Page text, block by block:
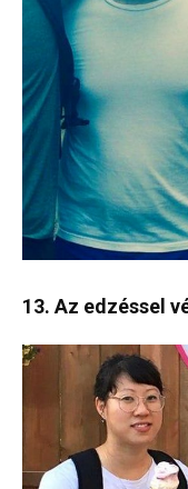
13. Az edzéssel